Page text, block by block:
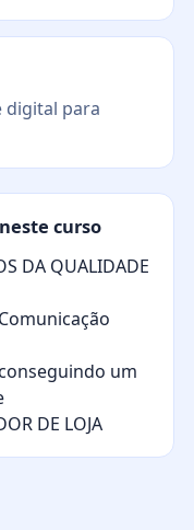
digital para
curso
DA QUALIDADE
um
DE LOJA